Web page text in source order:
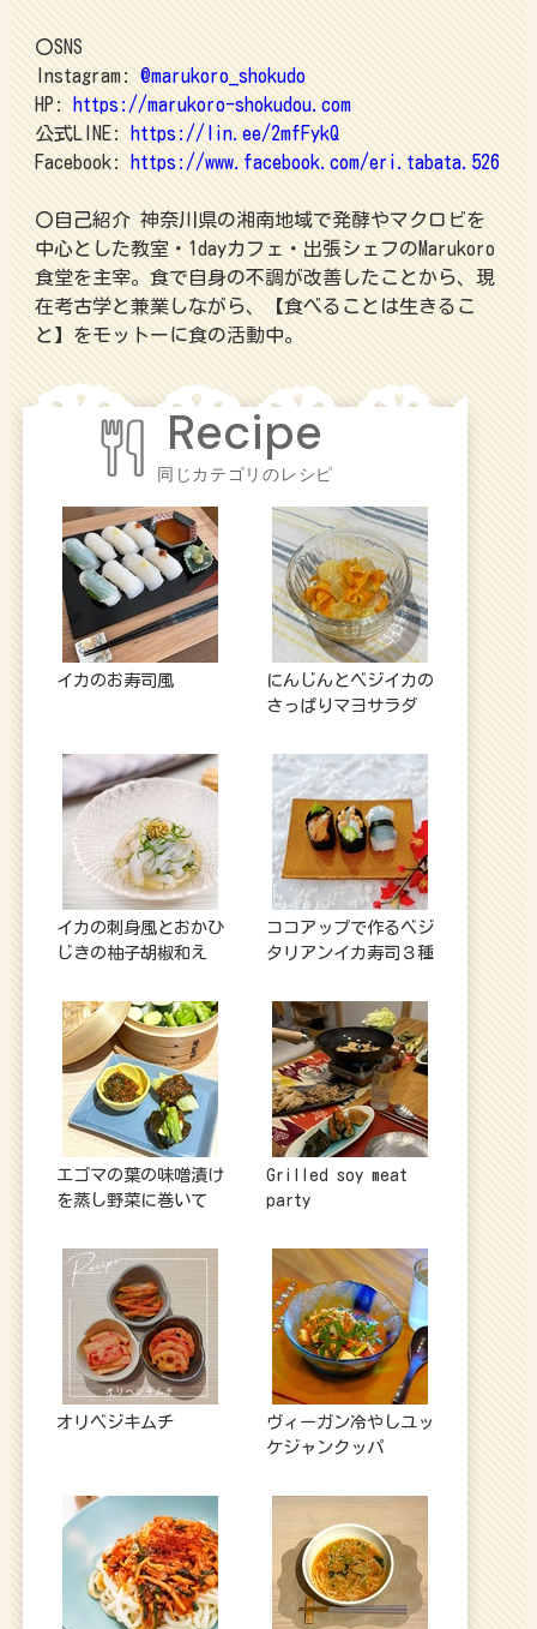
〇SNS
Instagram:@marukoro_shokudo
HP:https://marukoro-shokudou.com
公式LINE:https://lin.ee/2mfFykQ
Facebook:https://www.facebook.com/eri.tabata.526
〇自己紹介 神奈川県の湘南地域で発酵やマクロビを
中心とした教室・1dayカフェ・出張シェフのMarukoro
食堂を主宰。食で自身の不調が改善したことから、現
在考古学と兼業しながら、【食べることは生きるこ
と】をモットーに食の活動中。
同じカテゴリのレシピ
イカのお寿司風
にんじんとベジイカの
さっぱりマヨサラダ
イカの刺身風とおかひ
じきの柚子胡椒和え
ココアップで作るベジ
タリアンイカ寿司３種
エゴマの葉の味噌漬け
を蒸し野菜に巻いて
Grilled soy meat
party
オリベジキムチ
ヴィーガン冷やしユッ
ケジャンクッパ